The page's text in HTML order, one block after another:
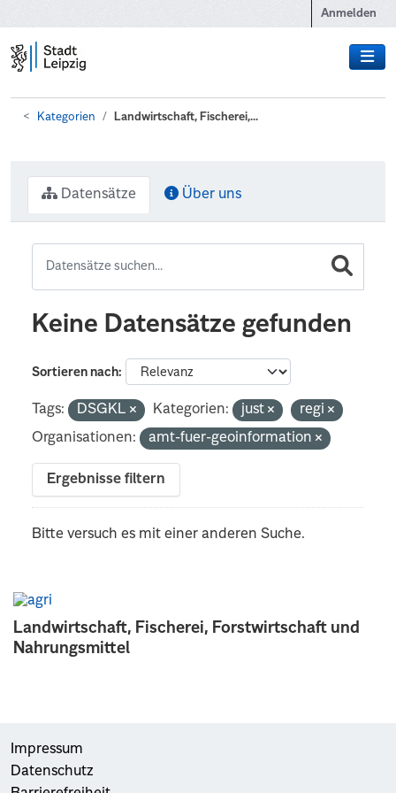
Anmelden
Kategorien Landwirtschaft, Fischerei,...
Landwirtschaft, Fischerei, Forstwirtschaft und
Nahrungsmittel
Datensätze Über uns
Keine Datensätze gefunden
Sortieren nach
Tags: DSGKL Kategorien: just
regi
Organisationen:
amt-fuer-geoinformation
Ergebnisse filtern
Bitte versuch es mit einer anderen Suche.
Impressum
Datenschutz